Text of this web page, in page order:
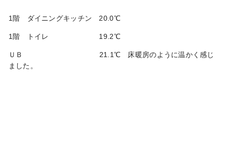
1階 ダイニングキッチン 20.0℃
1階 トイレ 19.2℃
ＵＢ 21.1℃ 床暖房のように温かく感じ
ました。